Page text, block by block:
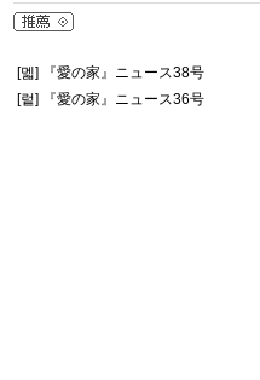
[멟]
『愛の家』ニュース38号
[렅]
『愛の家』ニュース36号